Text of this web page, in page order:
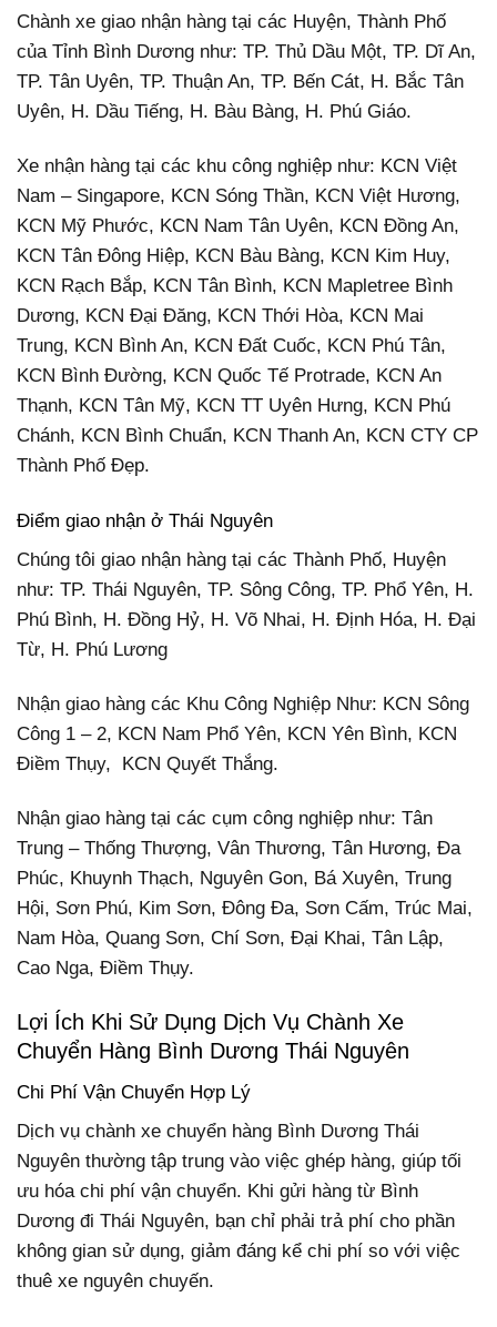
Chành xe giao nhận hàng tại các Huyện, Thành Phố
của Tỉnh Bình Dương như: TP. Thủ Dầu Một, TP. Dĩ An,
TP. Tân Uyên, TP. Thuận An, TP. Bến Cát, H. Bắc Tân
Uyên, H. Dầu Tiếng, H. Bàu Bàng, H. Phú Giáo.
Xe nhận hàng tại các khu công nghiệp như: KCN Việt
Nam – Singapore, KCN Sóng Thần, KCN Việt Hương,
KCN Mỹ Phước, KCN Nam Tân Uyên, KCN Đồng An,
KCN Tân Đông Hiệp, KCN Bàu Bàng, KCN Kim Huy,
KCN Rạch Bắp, KCN Tân Bình, KCN Mapletree Bình
Dương, KCN Đại Đăng, KCN Thới Hòa, KCN Mai
Trung, KCN Bình An, KCN Đất Cuốc, KCN Phú Tân,
KCN Bình Đường, KCN Quốc Tế Protrade, KCN An
Thạnh, KCN Tân Mỹ, KCN TT Uyên Hưng, KCN Phú
Chánh, KCN Bình Chuẩn, KCN Thanh An, KCN CTY CP
Thành Phố Đẹp.
Điểm giao nhận ở Thái Nguyên
Chúng tôi giao nhận hàng tại các Thành Phố, Huyện
như: TP. Thái Nguyên, TP. Sông Công, TP. Phổ Yên, H.
Phú Bình, H. Đồng Hỷ, H. Võ Nhai, H. Định Hóa, H. Đại
Từ, H. Phú Lương
Nhận giao hàng các Khu Công Nghiệp Như: KCN Sông
Công 1 – 2, KCN Nam Phổ Yên, KCN Yên Bình, KCN
Điềm Thụy, KCN Quyết Thắng.
Nhận giao hàng tại các cụm công nghiệp như: Tân
Trung – Thống Thượng, Vân Thương, Tân Hương, Đa
Phúc, Khuynh Thạch, Nguyên Gon, Bá Xuyên, Trung
Hội, Sơn Phú, Kim Sơn, Đông Đa, Sơn Cấm, Trúc Mai,
Nam Hòa, Quang Sơn, Chí Sơn, Đại Khai, Tân Lập,
Cao Nga, Điềm Thụy.
Lợi Ích Khi Sử Dụng Dịch Vụ Chành Xe
Chuyển Hàng Bình Dương Thái Nguyên
Chi Phí Vận Chuyển Hợp Lý
Dịch vụ chành xe chuyển hàng Bình Dương Thái
Nguyên thường tập trung vào việc ghép hàng, giúp tối
ưu hóa chi phí vận chuyển. Khi gửi hàng từ Bình
Dương đi Thái Nguyên, bạn chỉ phải trả phí cho phần
không gian sử dụng, giảm đáng kể chi phí so với việc
thuê xe nguyên chuyến.